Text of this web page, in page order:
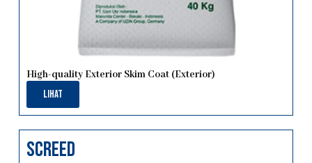
High-quality Exterior Skim Coat (Exterior)
Lihat
screed